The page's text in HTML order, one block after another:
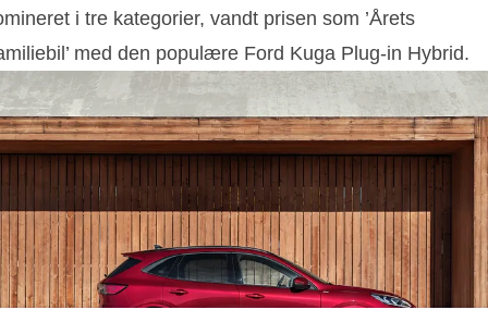
i tre kategorier, vandt prisen som ’Årets
med den populære Ford Kuga Plug-in Hybrid.